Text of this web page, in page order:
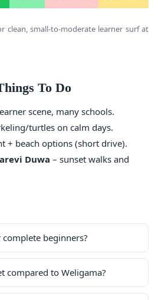
clean, small-to-moderate learner surf at
To Do
scene, many schools.
turtles on calm days.
+ beach options (short drive).
Duwa – sunset walks and
beginners?
compared to Weligama?